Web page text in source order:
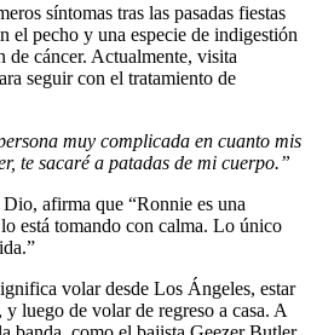
síntomas tras las pasadas fiestas
el pecho y una especie de indigestión
de cáncer. Actualmente, visita
seguir con el tratamiento de
muy complicada en cuanto mis
te sacaré a patadas de mi cuerpo.”
afirma que “Ronnie es una
está tomando con calma. Lo único
volar desde Los Ángeles, estar
luego de volar de regreso a casa. A